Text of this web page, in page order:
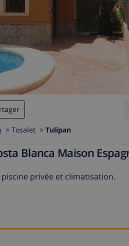
> Tosalet > Tulipan
Blanca Maison
privée et climatisation.